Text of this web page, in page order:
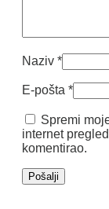
Naziv *
E-pošta *
Spremi
internet
komentirao.